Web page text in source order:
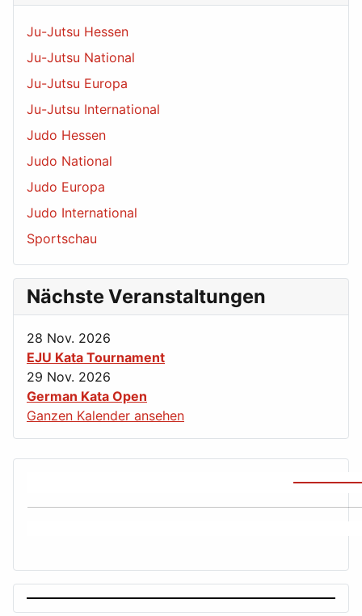
Ju-Jutsu Hessen
Ju-Jutsu National
Ju-Jutsu Europa
Ju-Jutsu International
Judo Hessen
Judo National
Judo Europa
Judo International
Sportschau
Nächste Veranstaltungen
28 Nov. 2026
EJU Kata Tournament
29 Nov. 2026
German Kata Open
Ganzen Kalender ansehen